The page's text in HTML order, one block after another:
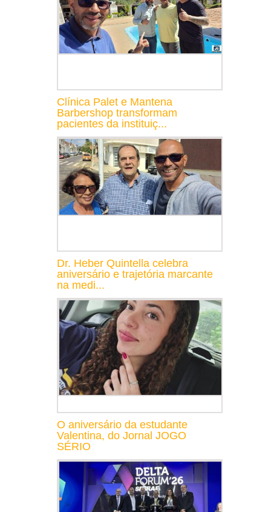
Clínica Palet e Mantena
Barbershop transformam
pacientes da instituiç...
Dr. Heber Quintella celebra
aniversário e trajetória marcante
na medi...
O aniversário da estudante
Valentina, do Jornal JOGO
SÉRIO